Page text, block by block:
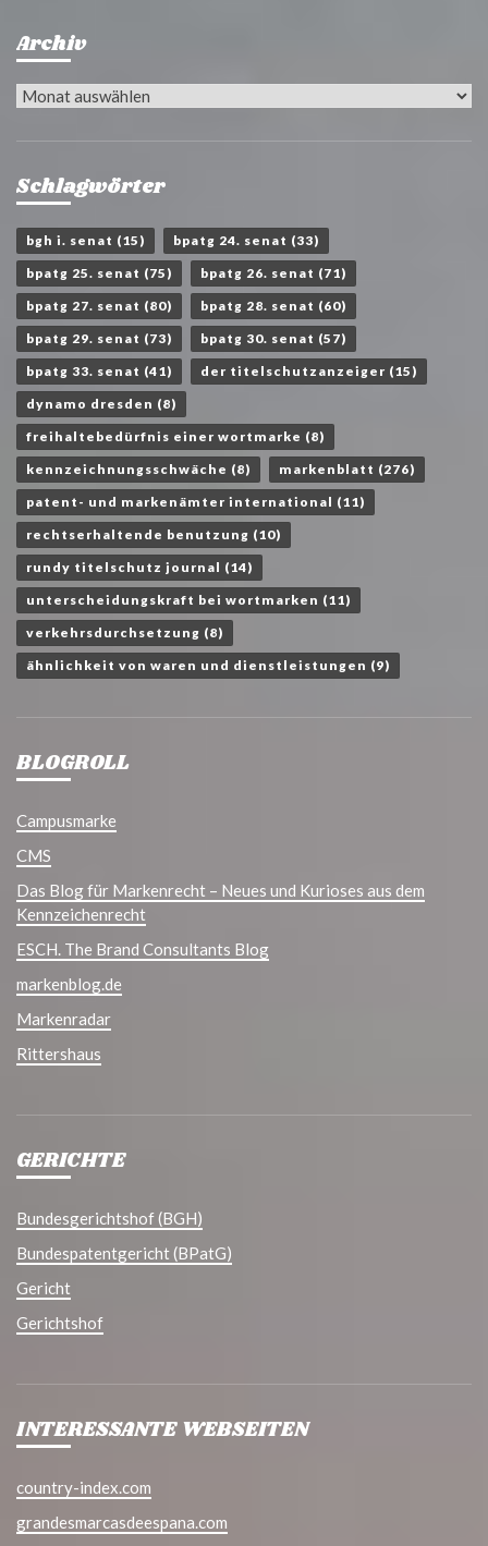
Archiv
Archiv
Schlagwörter
bgh i. senat (15) bpatg 24. senat (33)
bpatg 25. senat (75) bpatg 26. senat (71)
bpatg 27. senat (80) bpatg 28. senat (60)
bpatg 29. senat (73) bpatg 30. senat (57)
bpatg 33. senat (41) der titelschutzanzeiger (15)
dynamo dresden (8)
freihaltebedürfnis einer wortmarke (8)
kennzeichnungsschwäche (8) markenblatt (276)
patent- und markenämter international (11)
rechtserhaltende benutzung (10)
rundy titelschutz journal (14)
unterscheidungskraft bei wortmarken (11)
verkehrsdurchsetzung (8)
ähnlichkeit von waren und dienstleistungen (9)
BLOGROLL
Campusmarke
CMS
Das Blog für Markenrecht – Neues und Kurioses aus dem
Kennzeichenrecht
ESCH. The Brand Consultants Blog
markenblog.de
Markenradar
Rittershaus
GERICHTE
Bundesgerichtshof (BGH)
Bundespatentgericht (BPatG)
Gericht
Gerichtshof
INTERESSANTE WEBSEITEN
country-index.com
grandesmarcasdeespana.com